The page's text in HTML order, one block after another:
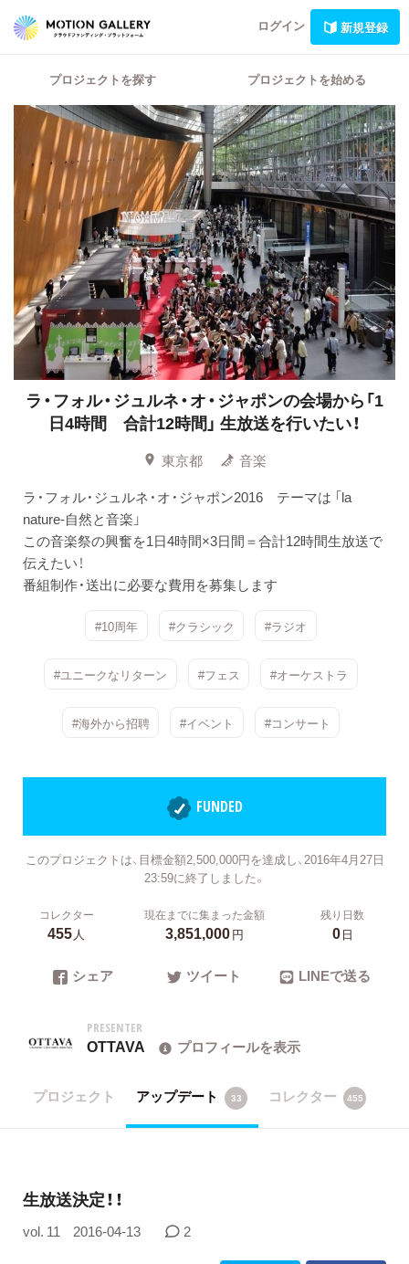
ログイン 新規登録
プロジェクトを探す プロジェクトを始める
ラ・フォル・ジュルネ・オ・ジャポンの会場から「1
日4時間 合計12時間」 生放送を行いたい！
東京都
音楽
ラ・フォル・ジュルネ・オ・ジャポン2016 テーマは 「la
nature-自然と音楽」
この音楽祭の興奮を1日4時間×3日間＝合計12時間生放送で
伝えたい！
番組制作・送出に必要な費用を募集します
#10周年 #クラシック #ラジオ
#ユニークなリターン #フェス #オーケストラ
#海外から招聘 #イベント #コンサート
FUNDED
このプロジェクトは、目標金額2,500,000円を達成し、2016年4月27日
23:59に終了しました。
コレクター
455人
現在までに集まった金額
3,851,000円
残り日数
0日
シェア ツイート LINEで送る
PRESENTER
OTTAVA プロフィールを表示
プロジェクト アップデート 33 コレクター 455
生放送決定！！
vol. 11 2016-04-13 2